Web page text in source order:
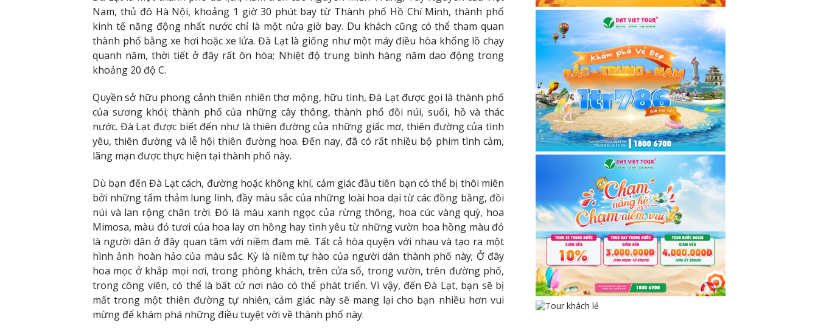
Nam, thủ đô Hà Nội, khoảng 1 giờ 30 phút bay từ Thành phố Hồ Chí Minh, thành phố
kinh tế năng động nhất nước chỉ là một nửa giờ bay. Du khách cũng có thể tham quan
thành phố bằng xe hơi hoặc xe lửa. Đà Lạt là giống như một máy điều hòa khổng lồ chạy
quanh năm, thời tiết ở đây rất ôn hòa; Nhiệt độ trung bình hàng năm dao động trong
khoảng 20 độ C.
Quyền sở hữu phong cảnh thiên nhiên thơ mộng, hữu tình, Đà Lạt được gọi là thành phố
của sương khói; thành phố của những cây thông, thành phố đồi núi, suối, hồ và thác
nước. Đà Lạt được biết đến như là thiên đường của những giấc mơ, thiên đường của tình
yêu, thiên đường và lễ hội thiên đường hoa. Đến nay, đã có rất nhiều bộ phim tình cảm,
lãng mạn được thực hiện tại thành phố này.
Dù bạn đến Đà Lạt cách, đường hoặc không khí, cảm giác đầu tiên bạn có thể bị thôi miên
bởi những tấm thảm lung linh, đầy màu sắc của những loài hoa dại từ các đồng bằng, đồi
núi và lan rộng chân trời. Đó là màu xanh ngọc của rừng thông, hoa cúc vàng quỳ, hoa
Mimosa, màu đỏ tươi của hoa lay ơn hồng hay tình yêu từ những vườn hoa hồng màu đỏ
là người dân ở đây quan tâm với niềm đam mê. Tất cả hòa quyện với nhau và tạo ra một
hình ảnh hoàn hảo của màu sắc. Kỳ là niềm tự hào của người dân thành phố này; Ở đây
hoa mọc ở khắp mọi nơi, trong phòng khách, trên cửa sổ, trong vườn, trên đường phố,
trong công viên, có thể là bất cứ nơi nào có thể phát triển. Vì vậy, đến Đà Lạt, bạn sẽ bị
mất trong một thiên đường tự nhiên, cảm giác này sẽ mang lại cho bạn nhiều hơn vui
mừng để khám phá những điều tuyệt vời về thành phố này.